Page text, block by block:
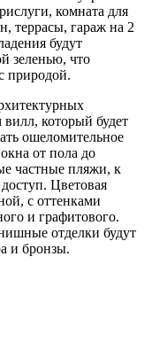
комната для
террасы, гараж на 2
будут
зеленью, что
природой.
вилл, который будет
ошеломительное
от пола до
частные пляжи, к
Цветовая
с оттенками
и графитового.
отделки будут
и бронзы.